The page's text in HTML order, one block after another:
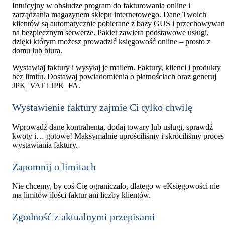
Intuicyjny w obsłudze program do fakturowania online i
zarządzania magazynem sklepu internetowego. Dane Twoich
klientów są automatycznie pobierane z bazy GUS i
na bezpiecznym serwerze. Pakiet zawiera podstawowe usługi,
dzięki którym możesz prowadzić księgowość online – prosto z
domu lub biura.
Wystawiaj faktury i wysyłaj je mailem. Faktury, klienci i produkty
bez limitu. Dostawaj powiadomienia o płatnościach oraz generuj
JPK_VAT i JPK_FA.
Wystawienie faktury zajmie Ci tylko chwilę
Wprowadź dane kontrahenta, dodaj towary lub usługi, sprawdź
kwoty i… gotowe! Maksymalnie uprościliśmy i skróciliśmy proces
wystawiania faktury.
Zapomnij o limitach
Nie chcemy, by coś Cię ograniczało, dlatego w eKsięgowości nie
ma limitów ilości faktur ani liczby klientów.
Zgodność z aktualnymi przepisami